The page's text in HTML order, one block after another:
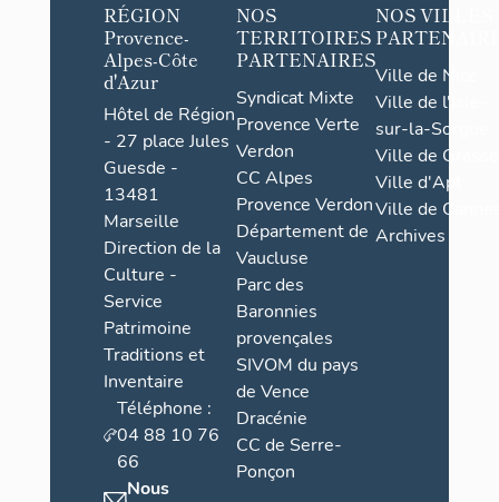
RÉGION
Provence-
Alpes-Côte
d'Azur
Hôtel de Région
- 27 place Jules
Guesde -
13481
Marseille
Direction de la
Culture -
Service
Patrimoine
Traditions et
Inventaire
Téléphone :
04 88 10 76
66
Nous
NOS
TERRITOIRES
PARTENAIRES
Syndicat Mixte
Provence Verte
Verdon
CC Alpes
Provence Verdon
Département de
Vaucluse
Parc des
Baronnies
provençales
SIVOM du pays
de Vence
Dracénie
CC de Serre-
Ponçon
NOS VILLES
Ville de Nice
Ville de l'Isle-
sur-la-Sorgue
Ville de Grasse
Ville d'Apt
Ville de
Archives